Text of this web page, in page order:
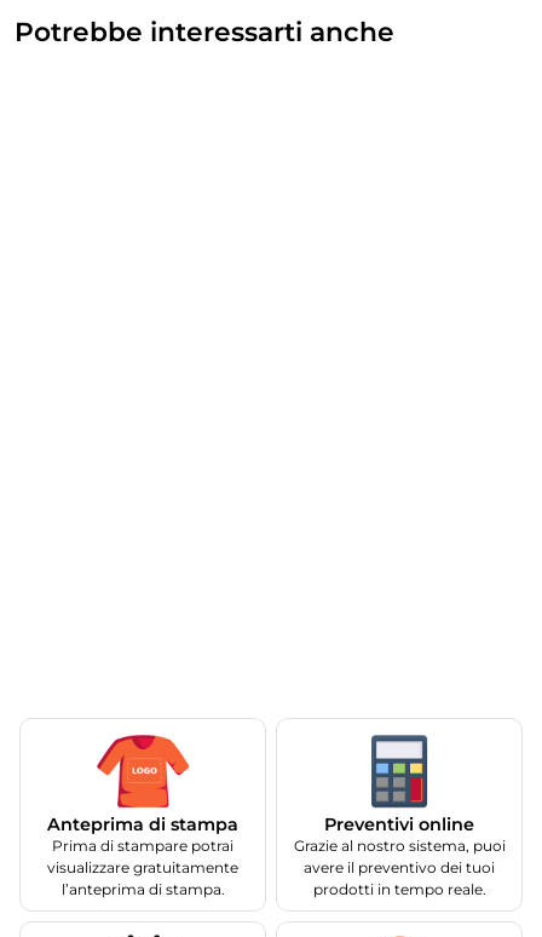
Potrebbe interessarti anche
Anteprima di stampa
Prima di stampare potrai
visualizzare gratuitamente
l’anteprima di stampa.
Preventivi online
Grazie al nostro sistema, puoi
avere il preventivo dei tuoi
prodotti in tempo reale.